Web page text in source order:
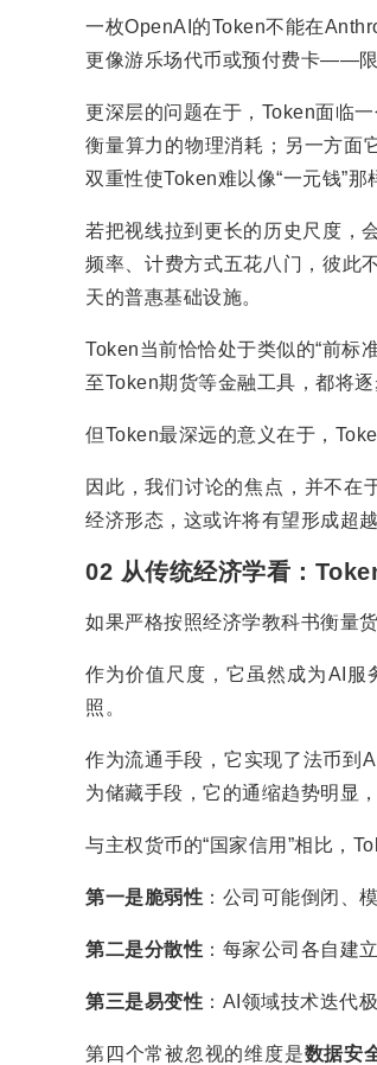
一枚OpenAI的Token不能在
更像游乐场代币或预付费卡——限
更深层的问题在于，Token面临
衡量算力的物理消耗；另一方面
双重性使Token难以像“一元钱”那
若把视线拉到更长的历史尺度，
频率、计费方式五花八门，彼此
天的普惠基础设施。
Token当前恰恰处于类似的“前标
至Token期货等金融工具，都将逐
但Token最深远的意义在于，
因此，我们讨论的焦点，并不在
经济形态，这或许将有望形成超
02 从传统经济学看：
如果严格按照经济学教科书衡量
作为价值尺度，它虽然成为AI服
照。
作为流通手段，它实现了法币到
为储藏手段，它的通缩趋势明显
与主权货币的“国家信用”相比，
第一是脆弱性 ：公司可能倒闭、
第二是分散性 ：每家公司各自建
第三是易变性 ：AI领域技术迭代
第四个常被忽视的维度是数据安